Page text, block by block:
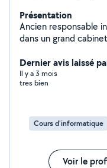
Présentation
Ancien responsable
dans un grand
point internet je
vous aider
Canada, aide aux
avons un petit chien
aux chiens un jardin
vivent avec nous
Dernier avis laissé
Il y a 3 mois
tres bien
Cours d'informatique
Voir le